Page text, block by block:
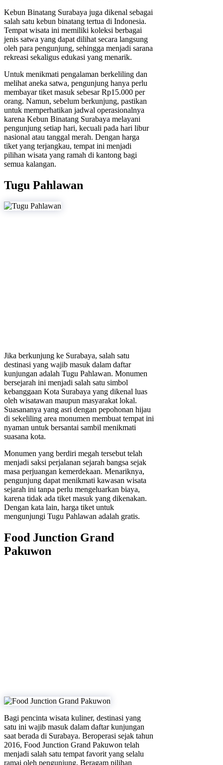
Kebun Binatang Surabaya juga dikenal sebagai
salah satu kebun binatang tertua di Indonesia.
Tempat wisata ini memiliki koleksi berbagai
jenis satwa yang dapat dilihat secara langsung
oleh para pengunjung, sehingga menjadi sarana
rekreasi sekaligus edukasi yang menarik.
Untuk menikmati pengalaman berkeliling dan
melihat aneka satwa, pengunjung hanya perlu
membayar tiket masuk sebesar Rp15.000 per
orang. Namun, sebelum berkunjung, pastikan
untuk memperhatikan jadwal operasionalnya
karena Kebun Binatang Surabaya melayani
pengunjung setiap hari, kecuali pada hari libur
nasional atau tanggal merah. Dengan harga
tiket yang terjangkau, tempat ini menjadi
pilihan wisata yang ramah di kantong bagi
semua kalangan.
Tugu Pahlawan
Jika berkunjung ke Surabaya, salah satu
destinasi yang wajib masuk dalam daftar
kunjungan adalah Tugu Pahlawan. Monumen
bersejarah ini menjadi salah satu simbol
kebanggaan Kota Surabaya yang dikenal luas
oleh wisatawan maupun masyarakat lokal.
Suasananya yang asri dengan pepohonan hijau
di sekeliling area monumen membuat tempat ini
nyaman untuk bersantai sambil menikmati
suasana kota.
Monumen yang berdiri megah tersebut telah
menjadi saksi perjalanan sejarah bangsa sejak
masa perjuangan kemerdekaan. Menariknya,
pengunjung dapat menikmati kawasan wisata
sejarah ini tanpa perlu mengeluarkan biaya,
karena tidak ada tiket masuk yang dikenakan.
Dengan kata lain, harga tiket untuk
mengunjungi Tugu Pahlawan adalah gratis.
Food Junction Grand
Pakuwon
Bagi pencinta wisata kuliner, destinasi yang
satu ini wajib masuk dalam daftar kunjungan
saat berada di Surabaya. Beroperasi sejak tahun
2016, Food Junction Grand Pakuwon telah
menjadi salah satu tempat favorit yang selalu
ramai oleh pengunjung. Beragam pilihan